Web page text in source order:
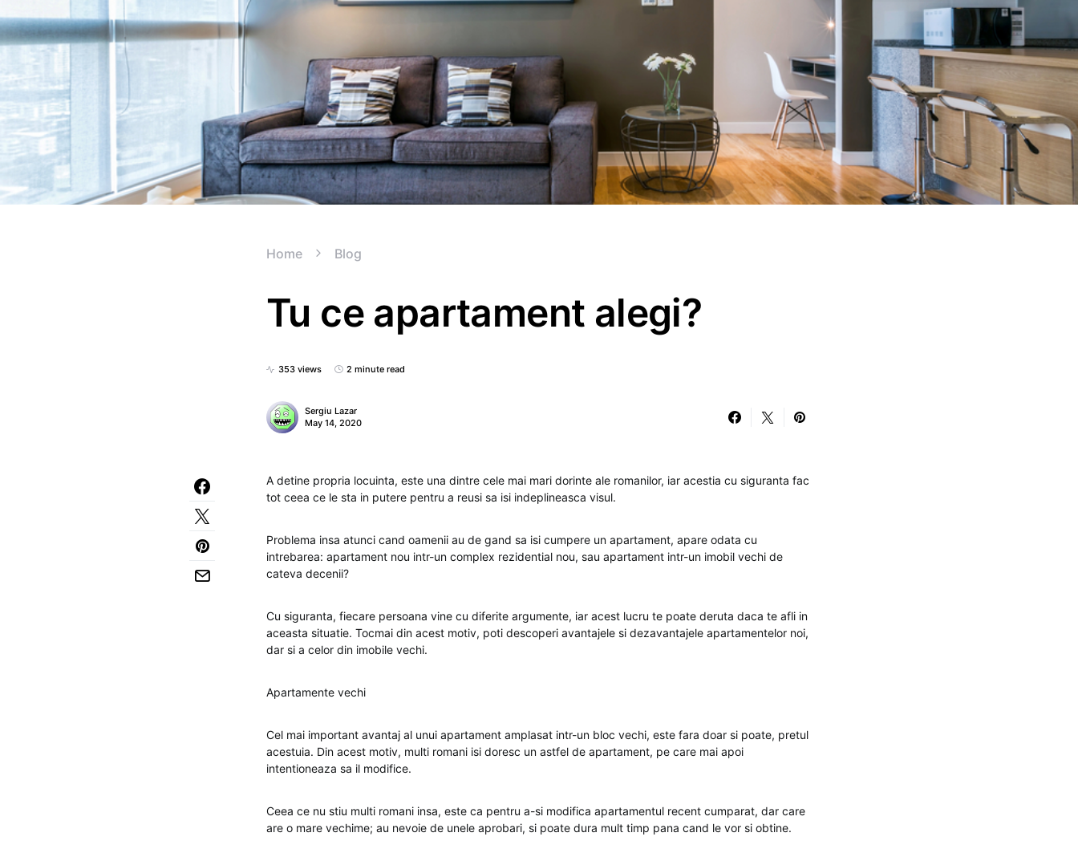
Home Blog
Tu ce apartament alegi?
353 views 2 minute read
Sergiu Lazar
May 14, 2020
A detine propria locuinta, este una dintre cele mai mari dorinte ale romanilor, iar acestia cu siguranta fac
tot ceea ce le sta in putere pentru a reusi sa isi indeplineasca visul.
Problema insa atunci cand oamenii au de gand sa isi cumpere un apartament, apare odata cu
intrebarea: apartament nou intr-un complex rezidential nou, sau apartament intr-un imobil vechi de
cateva decenii?
Cu siguranta, fiecare persoana vine cu diferite argumente, iar acest lucru te poate deruta daca te afli in
aceasta situatie. Tocmai din acest motiv, poti descoperi avantajele si dezavantajele apartamentelor noi,
dar si a celor din imobile vechi.
Apartamente vechi
Cel mai important avantaj al unui apartament amplasat intr-un bloc vechi, este fara doar si poate, pretul
acestuia. Din acest motiv, multi romani isi doresc un astfel de apartament, pe care mai apoi
intentioneaza sa il modifice.
Ceea ce nu stiu multi romani insa, este ca pentru a-si modifica apartamentul recent cumparat, dar care
are o mare vechime; au nevoie de unele aprobari, si poate dura mult timp pana cand le vor si obtine.